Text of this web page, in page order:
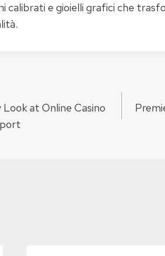
calibrati e gioielli grafici che
at Online Casino